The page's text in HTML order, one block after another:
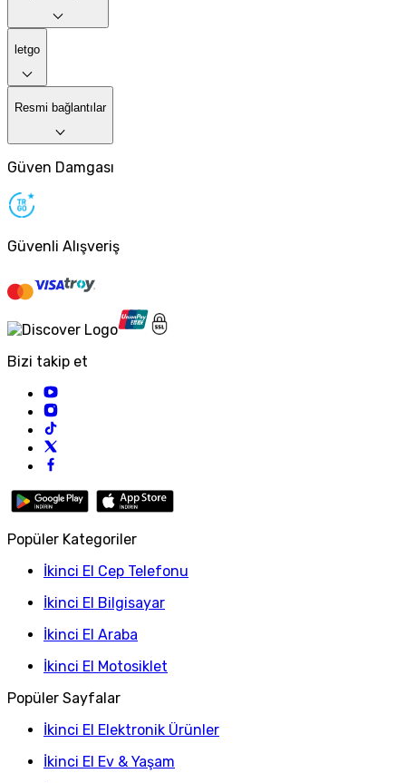
letgo
Resmi bağlantılar
Güven Damgası
Güvenli Alışveriş
Bizi takip et
Popüler Kategoriler
İkinci El Cep Telefonu
İkinci El Bilgisayar
İkinci El Araba
İkinci El Motosiklet
Popüler Sayfalar
İkinci El Elektronik Ürünler
İkinci El Ev & Yaşam